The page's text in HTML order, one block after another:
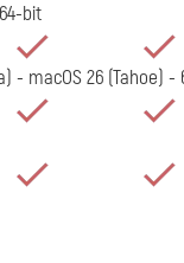
bit
- macOS 26 (Tahoe) -